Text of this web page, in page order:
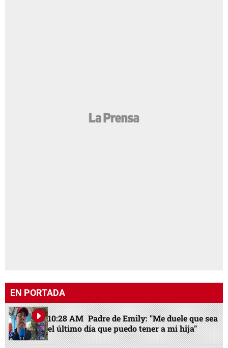
EN PORTADA
10:28 AM Padre de Emily: "Me duele que sea
el último día que puedo tener a mi hija"